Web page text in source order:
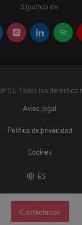
Contáctanos
Síguenos en:
ES
S.L. Todos los derechos
Aviso legal
Política de privacidad
Cookies